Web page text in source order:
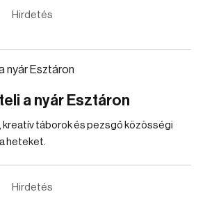
Hirdetés
a nyár Esztáron
kreatív táborok és pezsgő közösségi
heteket.
Hirdetés